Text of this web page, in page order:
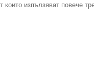
изпълзяват повече